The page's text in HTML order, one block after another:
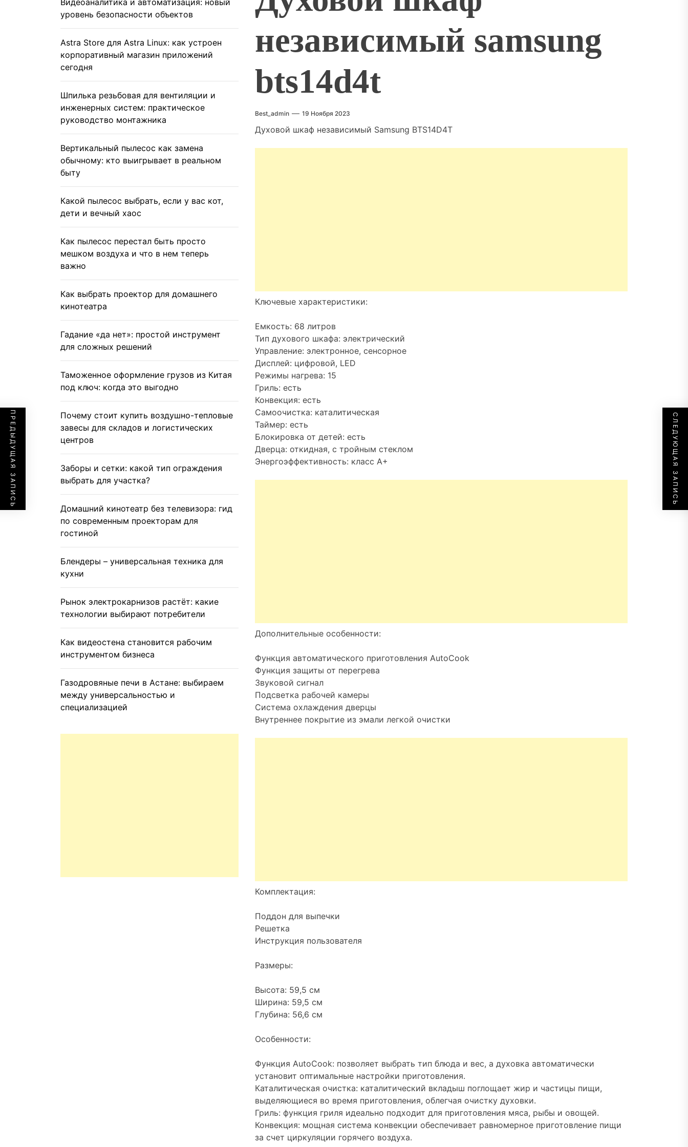
независимый samsung
bts14d4t
Best_admin 19 Ноября 2023
Духовой шкаф независимый Samsung BTS14D4T
Ключевые характеристики:
Емкость: 68 литров
Тип духового шкафа: электрический
Управление: электронное, сенсорное
Дисплей: цифровой, LED
Режимы нагрева: 15
Гриль: есть
Конвекция: есть
Самоочистка: каталитическая
Таймер: есть
Блокировка от детей: есть
Дверца: откидная, с тройным стеклом
Энергоэффективность: класс A+
Дополнительные особенности:
Функция автоматического приготовления AutoCook
Функция защиты от перегрева
Звуковой сигнал
Подсветка рабочей камеры
Система охлаждения дверцы
Внутреннее покрытие из эмали легкой очистки
Комплектация:
Поддон для выпечки
Решетка
Инструкция пользователя
Размеры:
Высота: 59,5 см
Ширина: 59,5 см
Глубина: 56,6 см
Особенности:
Функция AutoCook: позволяет выбрать тип блюда и вес, а духовка автоматически
установит оптимальные настройки приготовления.
Каталитическая очистка: каталитический вкладыш поглощает жир и частицы пищи,
выделяющиеся во время приготовления, облегчая очистку духовки.
Гриль: функция гриля идеально подходит для приготовления мяса, рыбы и овощей.
Конвекция: мощная система конвекции обеспечивает равномерное приготовление пищи
за счет циркуляции горячего воздуха.
ПРЕДЫДУЩАЯ ЗАПИСЬ СЛЕДУЮЩАЯ ЗАПИСЬ
Видеоаналитика и автоматизация: новый
уровень безопасности объектов
Astra Store для Astra Linux: как устроен
корпоративный магазин приложений
сегодня
Шпилька резьбовая для вентиляции и
инженерных систем: практическое
руководство монтажника
Вертикальный пылесос как замена
обычному: кто выигрывает в реальном
быту
Какой пылесос выбрать, если у вас кот,
дети и вечный хаос
Как пылесос перестал быть просто
мешком воздуха и что в нем теперь
важно
Как выбрать проектор для домашнего
кинотеатра
Гадание «да нет»: простой инструмент
для сложных решений
Таможенное оформление грузов из Китая
под ключ: когда это выгодно
Почему стоит купить воздушно-тепловые
завесы для складов и логистических
центров
Заборы и сетки: какой тип ограждения
выбрать для участка?
Домашний кинотеатр без телевизора: гид
по современным проекторам для
гостиной
Блендеры – универсальная техника для
кухни
Рынок электрокарнизов растёт: какие
технологии выбирают потребители
Как видеостена становится рабочим
инструментом бизнеса
Газодровяные печи в Астане: выбираем
между универсальностью и
специализацией